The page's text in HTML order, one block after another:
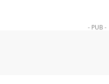
- PUB -